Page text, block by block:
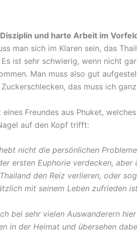
und harte Arbeit im
man sich im Klaren sein, das
ist sehr schwierig, wenn nicht
Man muss also gut
das muss ich
Freundes aus Phuket,
auf den Kopf trifft:
nicht die persönlichen
ersten Euphorie verdecken, aber
den Reiz verlieren, oder
mit seinem Leben zufrieden
bei sehr vielen Auswanderern
in der Heimat und übersehen